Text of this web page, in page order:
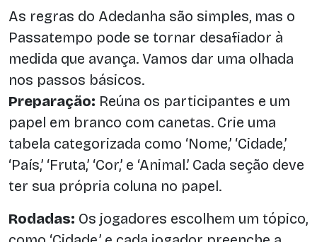
As regras do Adedanha são simples, mas o
Passatempo pode se tornar desafiador à
medida que avança. Vamos dar uma olhada
nos passos básicos.
Preparação: Reúna os participantes e um
papel em branco com canetas. Crie uma
tabela categorizada como ‘Nome,’ ‘Cidade,’
‘País,’ ‘Fruta,’ ‘Cor,’ e ‘Animal.’ Cada seção deve
ter sua própria coluna no papel.
Rodadas: Os jogadores escolhem um tópico,